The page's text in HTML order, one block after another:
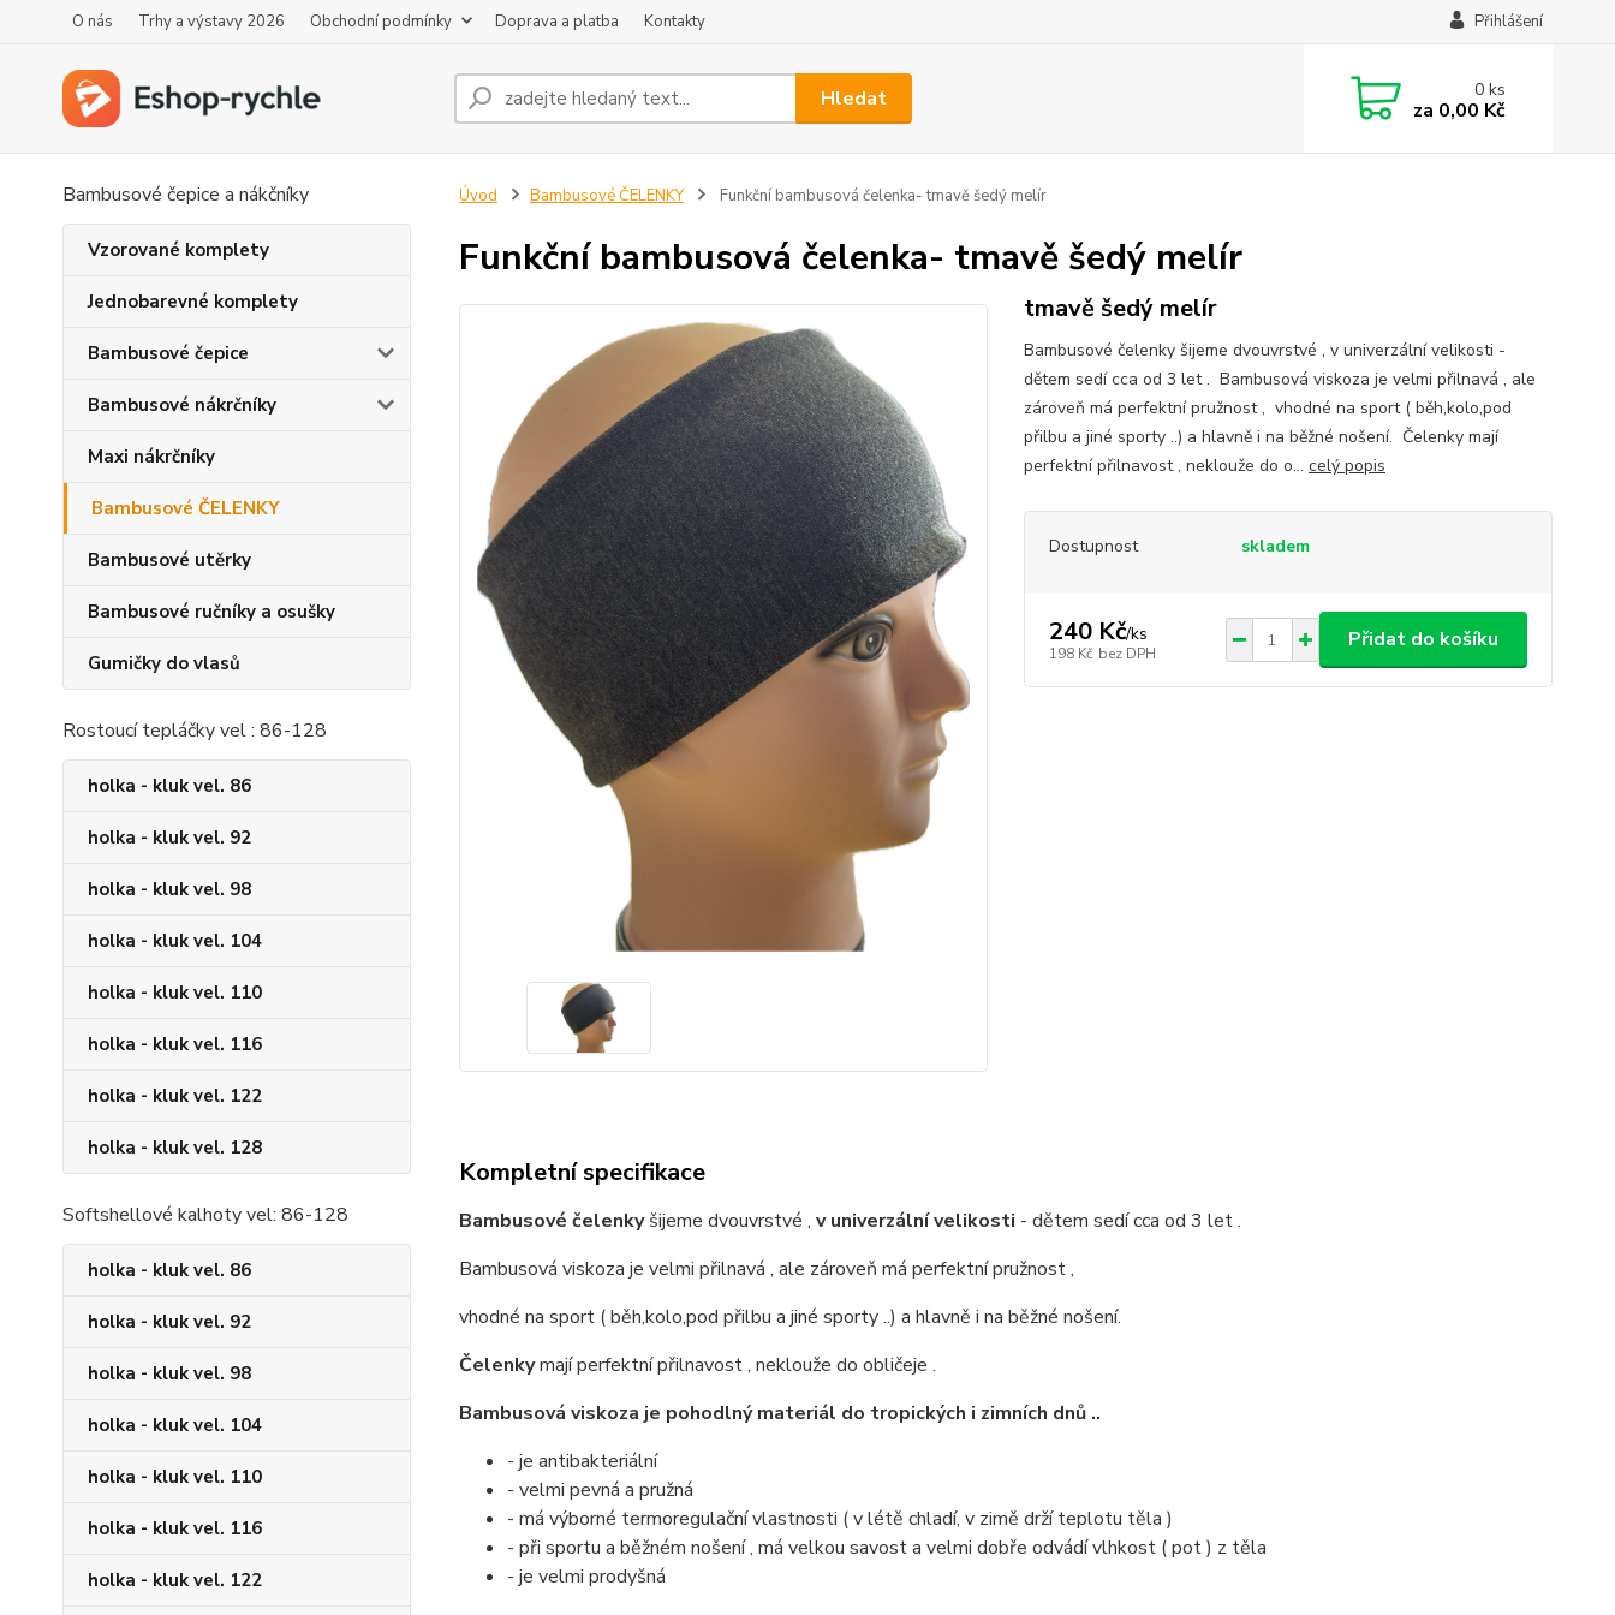
O nás Trhy a výstavy 2026 Obchodní podmínky Doprava a platba Kontakty Přihlášení
Hledat 0ks
za 0,00 Kč
Bambusové čepice a nákčníky
Vzorované komplety
Jednobarevné komplety
Bambusové čepice
Bambusové nákrčníky
Maxi nákrčníky
Bambusové ČELENKY
Bambusové utěrky
Bambusové ručníky a osušky
Gumičky do vlasů
Rostoucí tepláčky vel : 86-128
holka - kluk vel. 86
holka - kluk vel. 92
holka - kluk vel. 98
holka - kluk vel. 104
holka - kluk vel. 110
holka - kluk vel. 116
holka - kluk vel. 122
holka - kluk vel. 128
Softshellové kalhoty vel: 86-128
holka - kluk vel. 86
holka - kluk vel. 92
holka - kluk vel. 98
holka - kluk vel. 104
holka - kluk vel. 110
holka - kluk vel. 116
holka - kluk vel. 122
Úvod Bambusové ČELENKY Funkční bambusová čelenka- tmavě šedý melír
Funkční bambusová čelenka- tmavě šedý melír
tmavě šedý melír
Bambusové čelenky šijeme dvouvrstvé , v univerzální velikosti -
dětem sedí cca od 3 let . Bambusová viskoza je velmi přilnavá , ale
zároveň má perfektní pružnost , vhodné na sport ( běh,kolo,pod
přilbu a jiné sporty ..) a hlavně i na běžné nošení. Čelenky mají
perfektní přilnavost , neklouže do o... celý popis
Dostupnost skladem
240 Kč/ks
198 Kč bez DPH
Přidat do košíku
Kompletní specifikace
Bambusové čelenkyšijeme dvouvrstvé , v univerzální velikosti - dětem sedí cca od 3 let .
Bambusová viskoza je velmi přilnavá , ale zároveň má perfektní pružnost ,
vhodné na sport ( běh,kolo,pod přilbu a jiné sporty ..) a hlavně i na běžné nošení.
Čelenkymají perfektní přilnavost , neklouže do obličeje .
Bambusová viskoza je pohodlný materiál do tropických i zimních dnů ..
- je antibakteriální
- velmi pevná a pružná
- má výborné termoregulační vlastnosti ( v létě chladí, v zimě drží teplotu těla )
- při sportu a běžném nošení , má velkou savost a velmi dobře odvádí vlhkost ( pot ) z těla
- je velmi prodyšná